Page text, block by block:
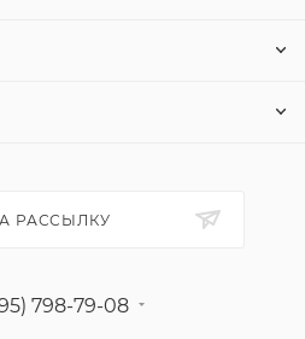
РАССЫЛКУ
798-79-08